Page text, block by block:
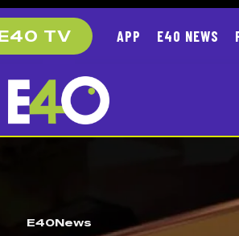
E40 TV APP E40 NEWS
E40News